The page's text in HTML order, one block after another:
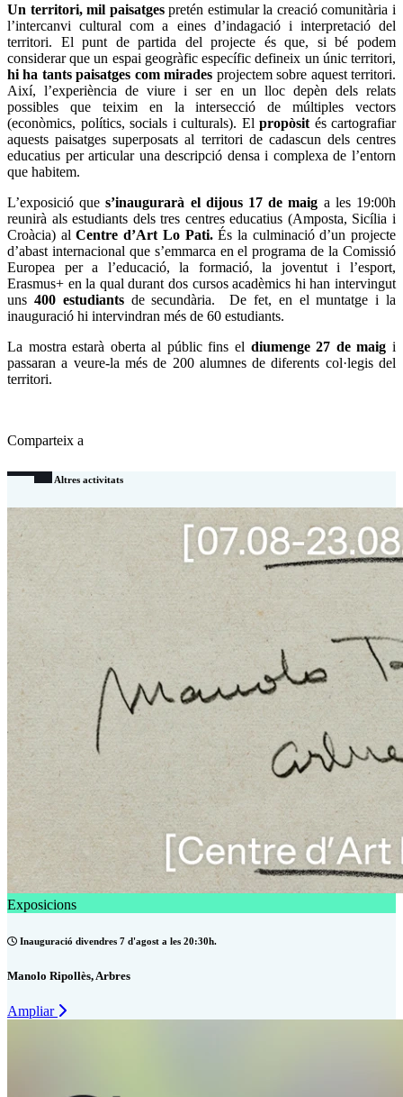
Un territori, mil paisatgespretén estimular la creació comunitària i
l’intercanvi cultural com a eines d’indagació i interpretació del
territori. El punt de partida del projecte és que, si bé podem
considerar que un espai geogràfic específic defineix un únic territori,
hi ha tants paisatges com mirades projectem sobre aquest territori.
Així, l’experiència de viure i ser en un lloc depèn dels relats
possibles que teixim en la intersecció de múltiples vectors
(econòmics, polítics, socials i culturals). El propòsit és cartografiar
aquests paisatges superposats al territori de cadascun dels centres
educatius per articular una descripció densa i complexa de l’entorn
que habitem.
L’exposició ques’inaugurarà el dijous 17 de maig a les 19:00h
reunirà als estudiants dels tres centres educatius (Amposta, Sicília i
Croàcia) alCentre d’Art Lo Pati.És la culminació d’un projecte
d’abast internacional que s’emmarca en el programa de la Comissió
Europea per a l’educació, la formació, la joventut i l’esport,
Erasmus+ en la qual durant dos cursos acadèmics hi han intervingut
uns 400 estudiantsde secundària. De fet, en el muntatge i la
inauguració hi intervindran més de 60 estudiants.
La mostra estarà oberta al públic fins el diumenge 27 de maig i
passaran a veure-la més de 200 alumnes de diferents col·legis del
territori.
Comparteix a
Altres activitats
Exposicions
Inauguració divendres 7 d'agost a les 20:30h.
Manolo Ripollès, Arbres
Ampliar